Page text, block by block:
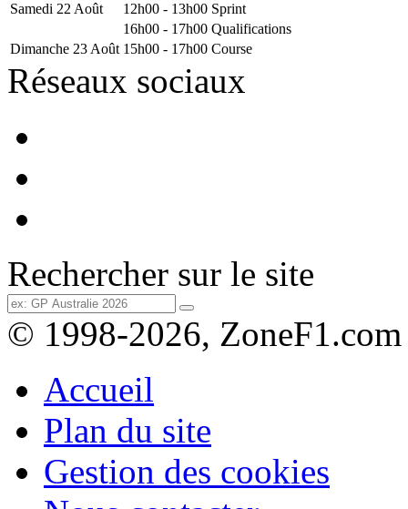
Samedi 22 Août
12h00 - 13h00 Sprint
16h00 - 17h00 Qualifications
Dimanche 23 Août 15h00 - 17h00 Course
Réseaux sociaux
Rechercher sur le site
© 1998-2026, ZoneF1.com
Accueil
Plan du site
Gestion des cookies